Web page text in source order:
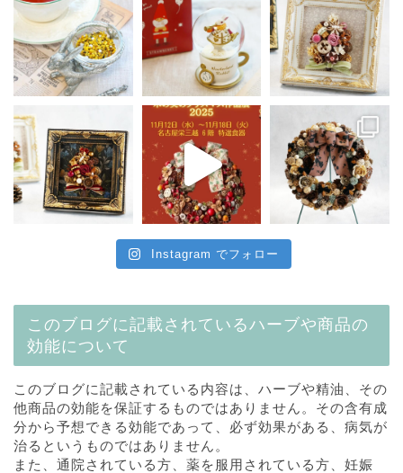
Instagram でフォロー
このブログに記載されているハーブや商品の
効能について
このブログに記載されている内容は、ハーブや精油、その
他商品の効能を保証するものではありません。その含有成
分から予想できる効能であって、必ず効果がある、病気が
治るというものではありません。
また、通院されている方、薬を服用されている方、妊娠